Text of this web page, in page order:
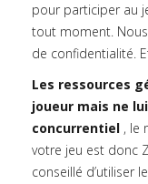
pour participer au
tout moment.
de confidentialité.
Les ressources
joueur mais ne
concurrentiel , le
votre jeu est donc
conseillé d’utiliser